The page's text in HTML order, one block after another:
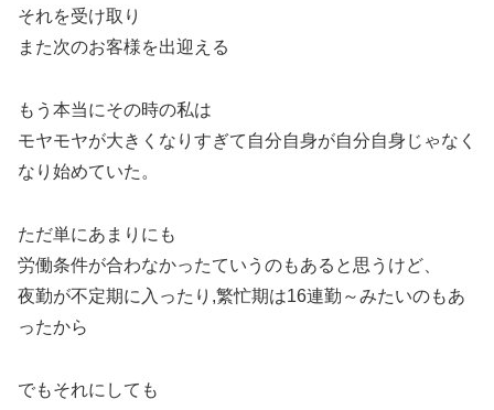
それを受け取り
また次のお客様を出迎える
もう本当にその時の私は
モヤモヤが大きくなりすぎて自分自身が自分自身じゃなく
なり始めていた。
ただ単にあまりにも
労働条件が合わなかったていうのもあると思うけど、
夜勤が不定期に入ったり,繁忙期は16連勤～みたいのもあ
ったから
でもそれにしても